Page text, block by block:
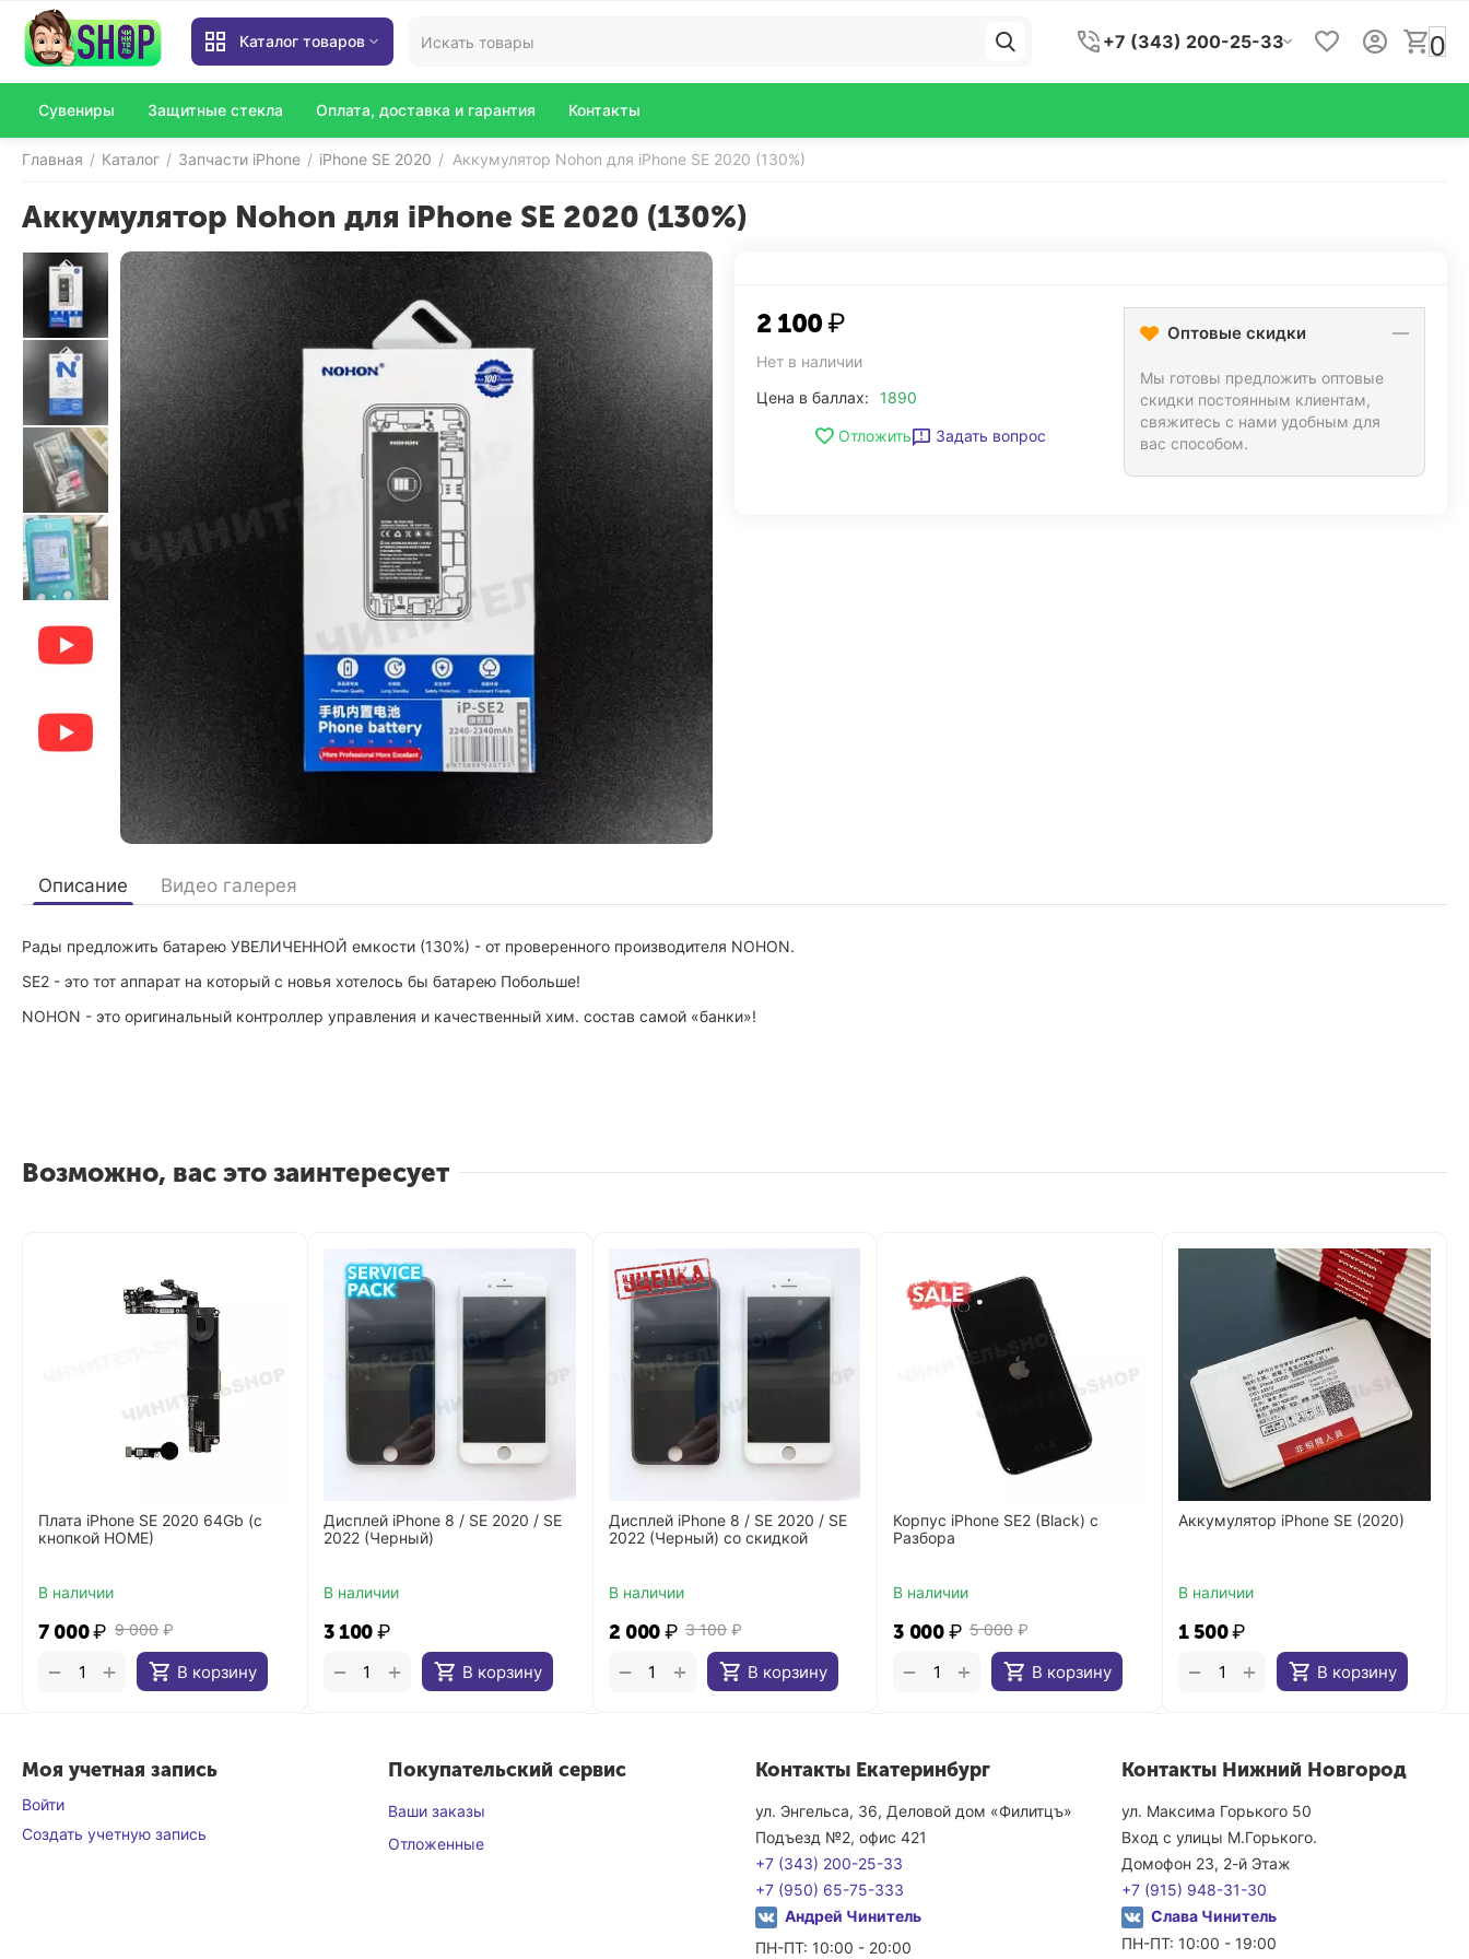
Каталог товаров +7 (343) 200-25-33 0
Сувениры Защитные стекла Оплата, доставка и гарантия Контакты
Главная / Каталог / Запчасти iPhone / iPhone SE 2020 / Аккумулятор Nohon для iPhone SE 2020 (130%)
Аккумулятор Nohon для iPhone SE 2020 (130%)
2 100₽
Нет в наличии
Цена в баллах:
1890
Отложить Задать вопрос
Оптовые скидки
Мы готовы предложить оптовые
скидки постоянным клиентам,
свяжитесь с нами удобным для
вас способом.
Описание Видео галерея
Рады предложить батарею УВЕЛИЧЕННОЙ емкости (130%) - от проверенного производителя NOHON.
SE2 - это тот аппарат на который с новья хотелось бы батарею Побольше!
NOHON - это оригинальный контроллер управления и качественный хим. состав самой «банки»!
Возможно, вас это заинтересует
Плата iPhone SE 2020 64Gb (с
кнопкой HOME)
В наличии
9 000 ₽
7 000₽
В корзину
+
−
Дисплей iPhone 8 / SE 2020 / SE
2022 (Черный)
В наличии
3 100₽
В корзину
+
−
Дисплей iPhone 8 / SE 2020 / SE
2022 (Черный) со скидкой
В наличии
3 100 ₽
2 000₽
В корзину
+
−
Корпус iPhone SE2 (Black) с
Разбора
В наличии
5 000 ₽
3 000 ₽
В корзину
+
−
Аккумулятор iPhone SE (2020)
В наличии
1 500₽
В корзину
+
−
Моя учетная запись
Войти
Создать учетную запись
Покупательский сервис
Ваши заказы
Отложенные
Контакты Екатеринбург
ул. Энгельса, 36, Деловой дом «Филитцъ»
Подъезд №2, офис 421
+7 (343) 200-25-33
+7 (950) 65-75-333
Андрей Чинитель
ПН-ПТ: 10:00 - 20:00
Контакты Нижний Новгород
ул. Максима Горького 50
Вход с улицы М.Горького.
Домофон 23, 2-й Этаж
+7 (915) 948-31-30
Слава Чинитель
ПН-ПТ: 10:00 - 19:00